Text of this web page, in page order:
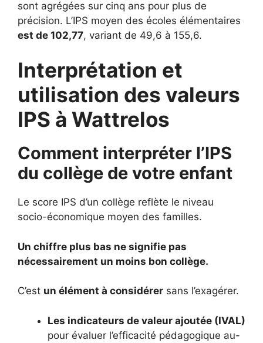
sont agrégées sur cinq ans pour plus de
précision. L’IPS moyen des écoles élémentaires
est de 102,77, variant de 49,6 à 155,6.
Interprétation et
utilisation des valeurs
IPS à Wattrelos
Comment interpréter l’IPS
du collège de votre enfant
Le score IPS d’un collège reflète le niveau
socio-économique moyen des familles.
Un chiffre plus bas ne signifie pas
nécessairement un moins bon collège.
C’est un élément à considérer sans l’exagérer.
Les indicateurs de valeur ajoutée (IVAL)
pour évaluer l’efficacité pédagogique au-